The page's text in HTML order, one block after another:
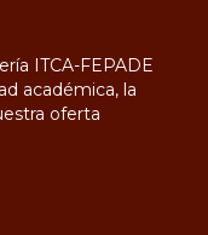
ITCA-FEPADE
académica, la
oferta